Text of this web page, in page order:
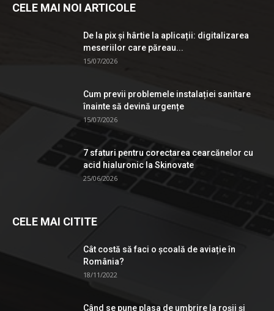
CELE MAI NOI ARTICOLE
De la pix şi hârtie la aplicații: digitalizarea
meseriilor care păreau...
15/07/2026
Cum previi problemele instalației sanitare
înainte să devină urgențe
15/07/2026
7 sfaturi pentru corectarea cearcănelor cu
acid hialuronic la Skinovate
25/06/2026
CELE MAI CITITE
Cât costă să faci o școală de aviație în
România?
18/11/2022
Când se pune plasa de umbrire la roşii şi